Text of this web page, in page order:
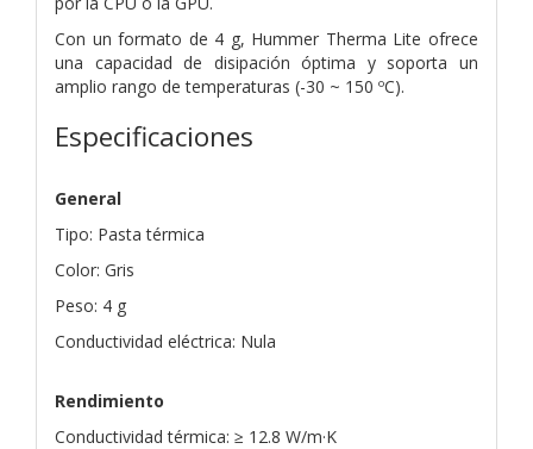
Con un formato de 4 g, Hummer Therma Lite ofrece
una capacidad de disipación óptima y soporta un
amplio rango de temperaturas (-30 ~ 150 ºC).
Especificaciones
General
Tipo: Pasta térmica
Color: Gris
Peso: 4 g
Conductividad eléctrica: Nula
Rendimiento
Conductividad térmica: ≥ 12.8 W/m·K